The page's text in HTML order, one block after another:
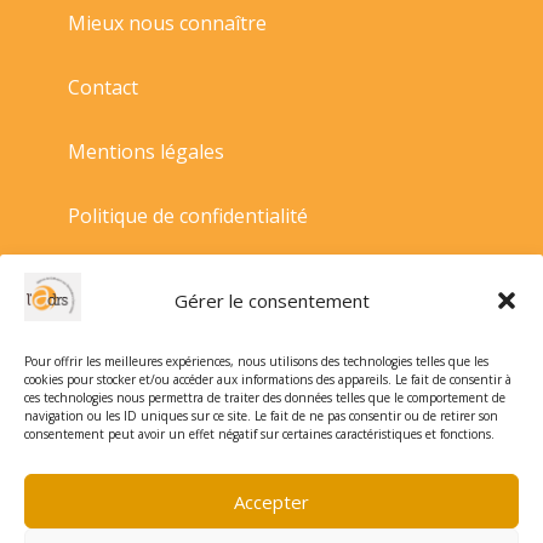
Gérer le consentement
Pour offrir les meilleures expériences, nous utilisons des technologies telles que les
cookies pour stocker et/ou accéder aux informations des appareils. Le fait de consentir à
ces technologies nous permettra de traiter des données telles que le comportement de
navigation ou les ID uniques sur ce site. Le fait de ne pas consentir ou de retirer son
consentement peut avoir un effet négatif sur certaines caractéristiques et fonctions.
Accepter
Mieux nous connaître
Contact
Mentions légales
Politique de confidentialité
Politique de cookies